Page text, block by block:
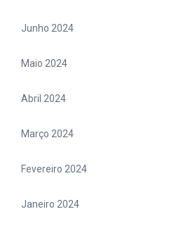
Junho 2024
Maio 2024
Abril 2024
Março 2024
Fevereiro 2024
Janeiro 2024